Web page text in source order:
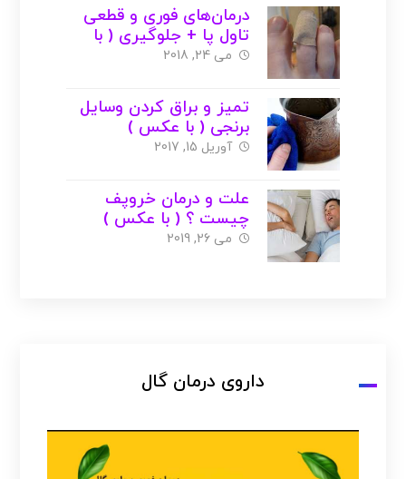
درمان‌های فوری و قطعی
تاول پا + جلوگیری ( با
عکس )
می 24, 2018
تمیز و براق کردن وسایل
برنجی ( با عکس )
آوریل 15, 2017
علت و درمان خروپف
چیست ؟ ( با عکس )
می 26, 2019
داروی درمان گال